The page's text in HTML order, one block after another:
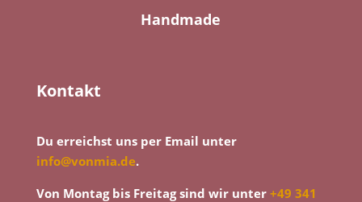
Handmade
Kontakt
Du erreichst uns per Email unter
info@vonmia.de.
Von Montag bis Freitag sind wir unter +49 341